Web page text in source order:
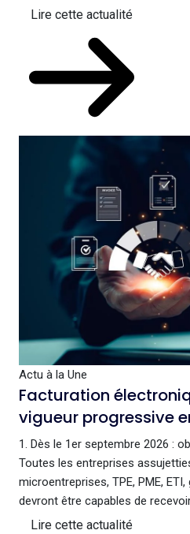
Lire cette actualité
Actu à la Une
Facturation
vigueur progressive
1. Dès le 1er septembre 2026 :
Toutes les entreprises
microentreprises, TPE, PME,
devront être capables de
Lire cette actualité